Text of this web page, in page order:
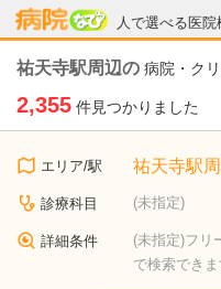
人で選べる医院
病院なび
祐天寺駅周辺の 病院・ク
2,355 件見つかりました
エリア/駅 祐天寺駅
診療科目 (未指定)
詳細条件
(未指定)フリ
で検索できま